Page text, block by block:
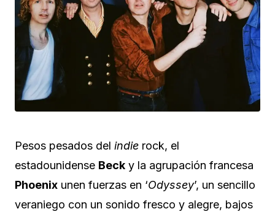
Pesos pesados del indie rock, el
estadounidense Beck y la agrupación francesa
Phoenix unen fuerzas en ‘Odyssey’, un sencillo
veraniego con un sonido fresco y alegre, bajos